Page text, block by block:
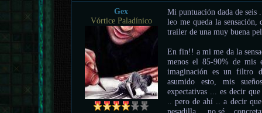
Gex
Vórtice Paladínico
Mi puntuación dada de seis
leo me queda la
trailer de una muy buena
En fin!! a mi me da la
menos el 85-90% de mis
imaginación es un filtro
asumido esto, mis
expectativas ... es decir
.. pero de ahí .. a decir